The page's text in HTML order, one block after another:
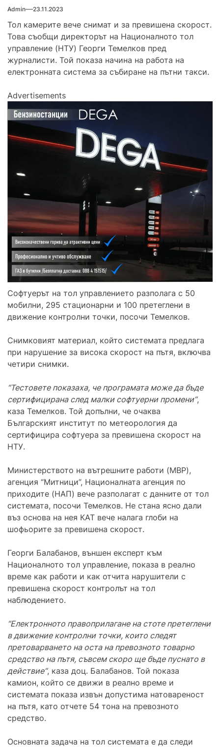
Admin 23.11.2023
Тол камерите вече снимат и за превишена скорост.
Това съобщи директорът на Националното тол
управление (НТУ) Георги Темелков пред
журналисти. Той показа начина на работа на
електронната система за събиране на пътни такси.
Advertisements
Софтуерът на тол управлението разполага с 50
мобилни, 295 стационарни и 100 претеглени в
движение контролни точки, посочи Темелков.
Снимковият материал, който системата предлага
при нарушение за висока скорост на пътя, включва
четири снимки.
“Тестовете показаха, че програмата може да бъде
сертифицирана след малки софтуерни промени”,
каза Темелков. Той допълни, че очаква
Българският институт по метеорология да
сертифицира софтуера за превишена скорост на
НТУ.
Министерството на вътрешните работи (МВР),
агенция “Митници”, Националната агенция по
приходите (НАП) вече разполагат с данните от тол
системата, посочи Темелков. Не стана ясно дали
въз основа на нея КАТ вече налага глоби на
шофьорите за превишена скорост.
Георги Балабанов, външен експерт към
Националното тол управление, показа в реално
време как работи и как отчита нарушители с
превишена скорост контролът на тол
наблюдението.
“Електронното правоприлагане на стоте претеглени
в движение контролни точки, които следят
претоварването на оста на превозното товарно
средство на пътя, съвсем скоро ще бъде пуснато в
действие”, каза доц. Балабанов. Той показа
камион, който се движи в реално време и
системата показа извън допустима натовареност
на пътя, като отчете 54 тона на превозното
средство.
Основната задача на тол системата е да следи